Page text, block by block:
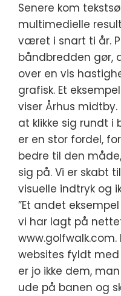
Senere kom
multimedielle
været i snart ti år.
båndbredden gør,
over en vis
grafisk. Et
viser Århus
at klikke sig rundt i
er en stor fordel,
bedre til den
sig på. Vi er skabt
visuelle indtryk og
”Et andet
vi har lagt på
websites fyldt
er jo ikke dem,
ude på banen og